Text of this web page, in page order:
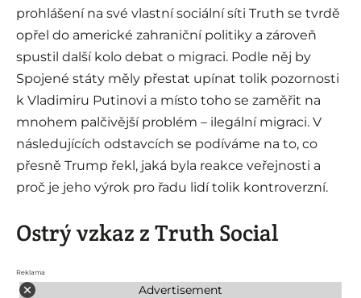
prohlášení na své vlastní sociální síti Truth se tvrdě
opřel do americké zahraniční politiky a zároveň
spustil další kolo debat o migraci. Podle něj by
Spojené státy měly přestat upínat tolik pozornosti
k Vladimiru Putinovi a místo toho se zaměřit na
mnohem palčivější problém – ilegální migraci. V
následujících odstavcích se podíváme na to, co
přesně Trump řekl, jaká byla reakce veřejnosti a
proč je jeho výrok pro řadu lidí tolik kontroverzní.
Ostrý vzkaz z Truth Social
Reklama
Advertisement